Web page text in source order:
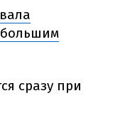
сразу при